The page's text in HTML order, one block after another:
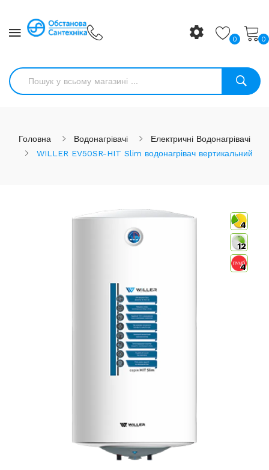
0 0
Головна Водонагрівачі
Електричні Водонагрівачі
WILLER EV50SR-HIT Slim водонагрівач вертикальний
4
12
4